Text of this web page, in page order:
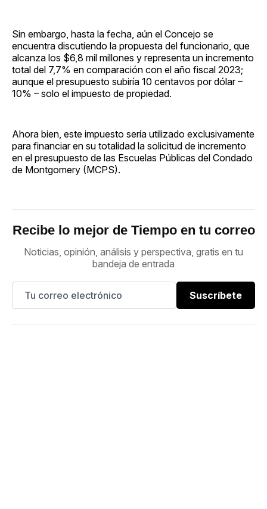
Sin embargo, hasta la fecha, aún el Concejo se
encuentra discutiendo la propuesta del funcionario, que
alcanza los $6,8 mil millones y representa un incremento
total del 7,7% en comparación con el año fiscal 2023;
aunque el presupuesto subiría 10 centavos por dólar –
10% – solo el impuesto de propiedad.
Ahora bien, este impuesto sería utilizado exclusivamente
para financiar en su totalidad la solicitud de incremento
en el presupuesto de las Escuelas Públicas del Condado
de Montgomery (MCPS).
Recibe lo mejor de Tiempo en tu correo
Noticias, opinión, análisis y perspectiva, gratis en tu
bandeja de entrada
Suscríbete